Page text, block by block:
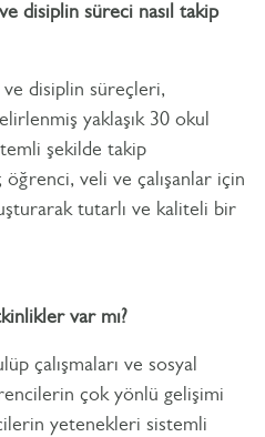
disiplin süreci nasıl takip
disiplin süreçleri,
yaklaşık 30 okul
şekilde takip
veli ve çalışanlar için
tutarlı ve kaliteli bir
var mı?
çalışmaları ve sosyal
çok yönlü gelişimi
yetenekleri sistemli